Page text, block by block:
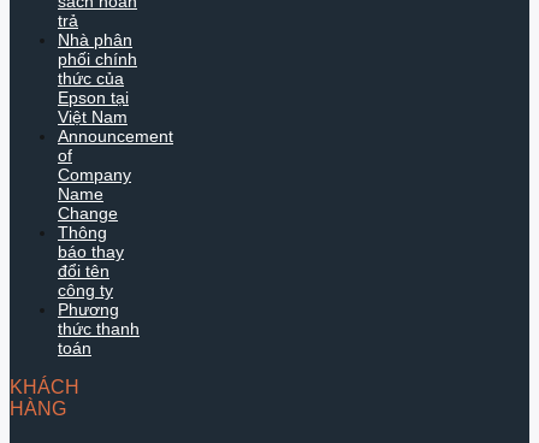
trả
Nhà phân
phối chính
thức của
Epson tại
Việt Nam
Announcement
of
Company
Name
Change
Thông
báo thay
đổi tên
công ty
Phương
thức thanh
toán
KHÁCH
HÀNG